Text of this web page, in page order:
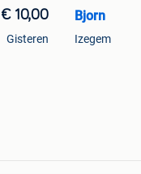
€ 10,00
Gisteren
Bjorn
Izegem